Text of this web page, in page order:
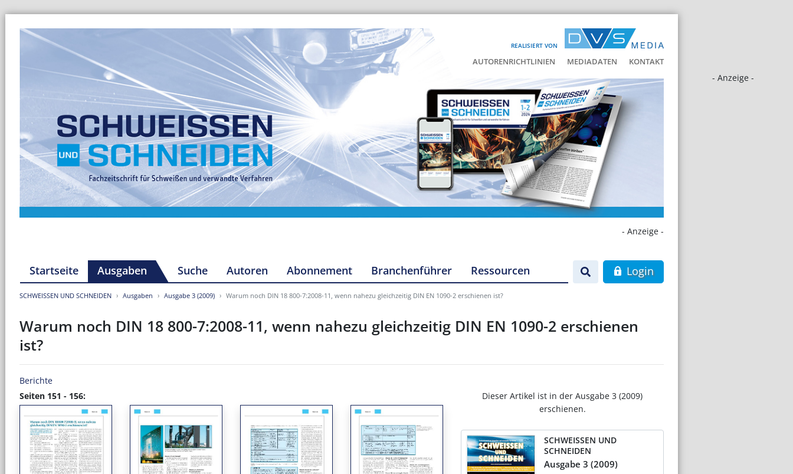
REALISIERT VON
AUTORENRICHTLINIEN MEDIADATEN KONTAKT
- Anzeige -
- Anzeige -
Startseite Ausgaben Suche Autoren Abonnement Branchenführer Ressourcen Login
SCHWEISSEN UND SCHNEIDEN Ausgaben Ausgabe 3 (2009) Warum noch DIN 18 800-7:2008-11, wenn nahezu gleichzeitig DIN EN 1090-2 erschienen ist?
Warum noch DIN 18 800-7:2008-11, wenn nahezu gleichzeitig DIN EN 1090-2 erschienen
ist?
Berichte
Seiten 151 - 156:
Dieser Artikel ist in der Ausgabe 3 (2009)
erschienen.
SCHWEISSEN UND
SCHNEIDEN
Ausgabe 3 (2009)